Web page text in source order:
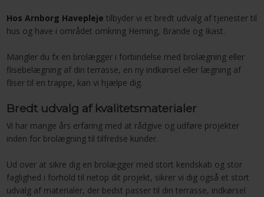
Hos Arnborg Havepleje tilbyder vi et bredt udvalg af tjenester til
hus og have i området omkring Herning, Brande og Ikast.
Mangler du fx en brolægger i forbindelse med brolægning eller
flisebelægning af din terrasse, en ny indkørsel eller lægning af
fliser til en trappe, kan vi hjælpe dig.
Bredt udvalg af kvalitetsmaterialer
Vi har mange års erfaring med at rådgive og udføre projekter
inden for brolægning til tilfredse kunder.
Ud over at sikre dig en brolægger med stort kendskab og stor
faglighed i forhold til netop dit projekt, sikrer vi dig også et stort
udvalg af materialer, der bedst passer til din terrasse, indkørsel